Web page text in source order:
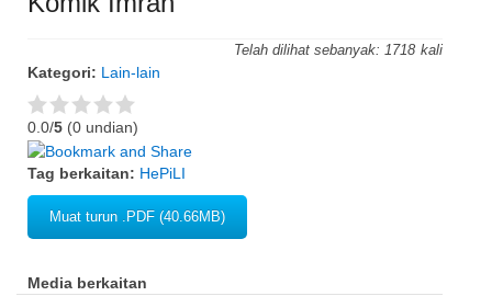
Telah dilihat sebanyak: 1718
Kategori: Lain-lain
0.0/5 (0 undian)
Tag berkaitan: HePiLI
Muat turun .PDF (40.66MB)
Media berkaitan